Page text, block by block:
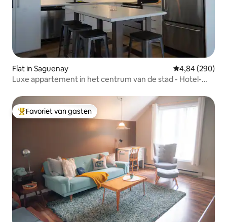
Flat in Saguenay Gemiddelde
4,84 (290)
Luxe appartement in het centrum van de stad - Hotel-
Topfavoriet van gasten
Favoriet van gasten